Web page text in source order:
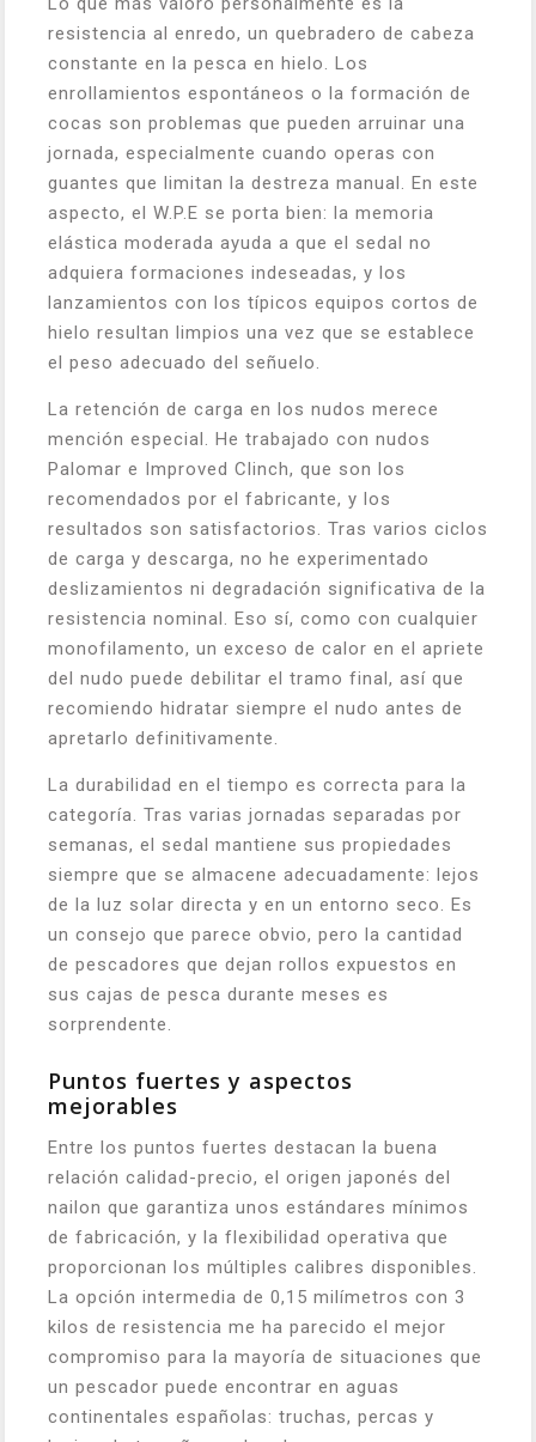
resistencia al enredo, un quebradero de cabeza
constante en la pesca en hielo. Los
enrollamientos espontáneos o la formación de
cocas son problemas que pueden arruinar una
jornada, especialmente cuando operas con
guantes que limitan la destreza manual. En este
aspecto, el W.P.E se porta bien: la memoria
elástica moderada ayuda a que el sedal no
adquiera formaciones indeseadas, y los
lanzamientos con los típicos equipos cortos de
hielo resultan limpios una vez que se establece
el peso adecuado del señuelo.
La retención de carga en los nudos merece
mención especial. He trabajado con nudos
Palomar e Improved Clinch, que son los
recomendados por el fabricante, y los
resultados son satisfactorios. Tras varios ciclos
de carga y descarga, no he experimentado
deslizamientos ni degradación significativa de la
resistencia nominal. Eso sí, como con cualquier
monofilamento, un exceso de calor en el apriete
del nudo puede debilitar el tramo final, así que
recomiendo hidratar siempre el nudo antes de
apretarlo definitivamente.
La durabilidad en el tiempo es correcta para la
categoría. Tras varias jornadas separadas por
semanas, el sedal mantiene sus propiedades
siempre que se almacene adecuadamente: lejos
de la luz solar directa y en un entorno seco. Es
un consejo que parece obvio, pero la cantidad
de pescadores que dejan rollos expuestos en
sus cajas de pesca durante meses es
sorprendente.
Puntos fuertes y aspectos
mejorables
Entre los puntos fuertes destacan la buena
relación calidad-precio, el origen japonés del
nailon que garantiza unos estándares mínimos
de fabricación, y la flexibilidad operativa que
proporcionan los múltiples calibres disponibles.
La opción intermedia de 0,15 milímetros con 3
kilos de resistencia me ha parecido el mejor
compromiso para la mayoría de situaciones que
un pescador puede encontrar en aguas
continentales españolas: truchas, percas y